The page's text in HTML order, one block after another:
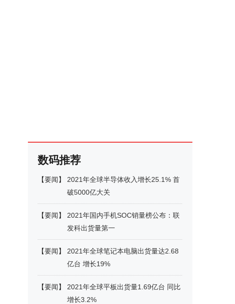
数码推荐
【要闻】
2021年全球半导体收入增长25.1% 首
破5000亿大关
【要闻】
2021年国内手机SOC销量榜公布：联
发科出货量第一
【要闻】
2021年全球笔记本电脑出货量达2.68
亿台 增长19%
【要闻】
2021年全球平板出货量1.69亿台 同比
增长3.2%